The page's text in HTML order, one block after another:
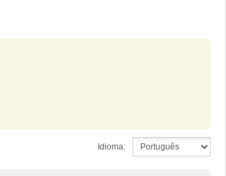
Idioma: